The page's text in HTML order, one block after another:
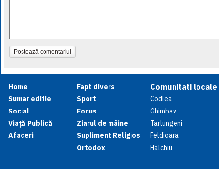
Postează comentariul
Home
Sumar editie
Social
Viață Publică
Afaceri
Fapt divers
Sport
Focus
Ziarul de mâine
Supliment Religios
Ortodox
Comunitati locale
Codlea
Ghimbav
Tarlungeni
Feldioara
Halchiu